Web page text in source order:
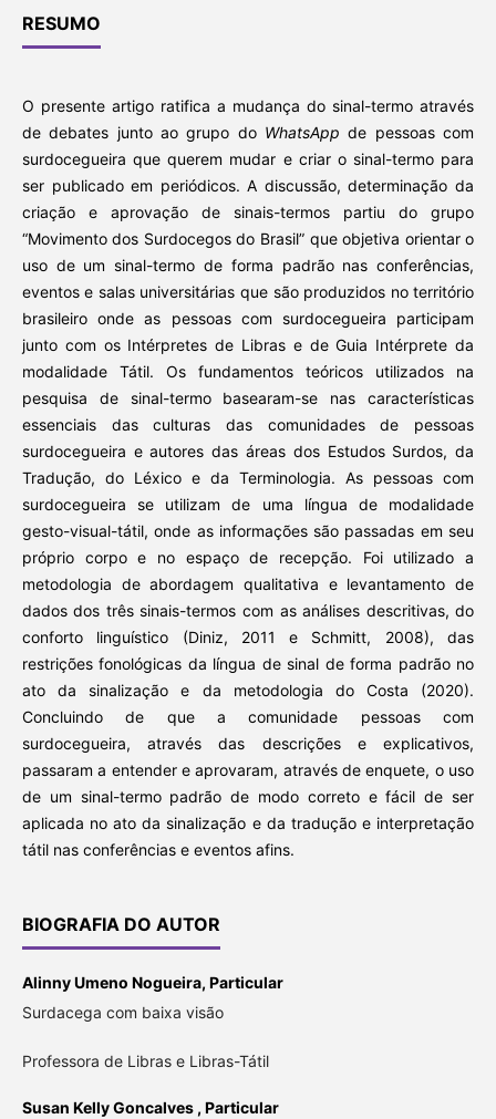
RESUMO
O presente artigo ratifica a mudança do sinal-termo através
de debates junto ao grupo do WhatsApp de pessoas com
surdocegueira que querem mudar e criar o sinal-termo para
ser publicado em periódicos. A discussão, determinação da
criação e aprovação de sinais-termos partiu do grupo
“Movimento dos Surdocegos do Brasil” que objetiva orientar o
uso de um sinal-termo de forma padrão nas conferências,
eventos e salas universitárias que são produzidos no território
brasileiro onde as pessoas com surdocegueira participam
junto com os Intérpretes de Libras e de Guia Intérprete da
modalidade Tátil. Os fundamentos teóricos utilizados na
pesquisa de sinal-termo basearam-se nas características
essenciais das culturas das comunidades de pessoas
surdocegueira e autores das áreas dos Estudos Surdos, da
Tradução, do Léxico e da Terminologia. As pessoas com
surdocegueira se utilizam de uma língua de modalidade
gesto-visual-tátil, onde as informações são passadas em seu
próprio corpo e no espaço de recepção. Foi utilizado a
metodologia de abordagem qualitativa e levantamento de
dados dos três sinais-termos com as análises descritivas, do
conforto linguístico (Diniz, 2011 e Schmitt, 2008), das
restrições fonológicas da língua de sinal de forma padrão no
ato da sinalização e da metodologia do Costa (2020).
Concluindo de que a comunidade pessoas com
surdocegueira, através das descrições e explicativos,
passaram a entender e aprovaram, através de enquete, o uso
de um sinal-termo padrão de modo correto e fácil de ser
aplicada no ato da sinalização e da tradução e interpretação
tátil nas conferências e eventos afins.
BIOGRAFIA DO AUTOR
Alinny Umeno Nogueira, Particular
Surdacega com baixa visão
Professora de Libras e Libras-Tátil
Susan Kelly Goncalves , Particular